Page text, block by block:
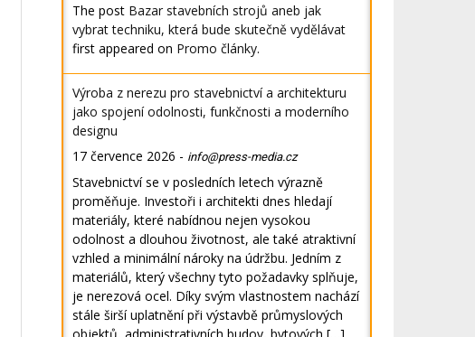
The post Bazar stavebních strojů aneb jak
vybrat techniku, která bude skutečně vydělávat
first appeared on Promo články.
Výroba z nerezu pro stavebnictví a architekturu
jako spojení odolnosti, funkčnosti a moderního
designu
17 července 2026 - info@press-media.cz
Stavebnictví se v posledních letech výrazně
proměňuje. Investoři i architekti dnes hledají
materiály, které nabídnou nejen vysokou
odolnost a dlouhou životnost, ale také atraktivní
vzhled a minimální nároky na údržbu. Jedním z
materiálů, který všechny tyto požadavky splňuje,
je nerezová ocel. Díky svým vlastnostem nachází
stále širší uplatnění při výstavbě průmyslových
objektů, administrativních budov, bytových […]